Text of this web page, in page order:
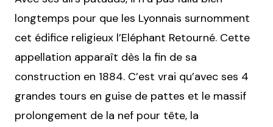
longtemps pour que les Lyonnais surnomment
cet édifice religieux l’Eléphant Retourné. Cette
appellation apparaît dès la fin de sa
construction en 1884. C’est vrai qu’avec ses 4
grandes tours en guise de pattes et le massif
prolongement de la nef pour tête, la